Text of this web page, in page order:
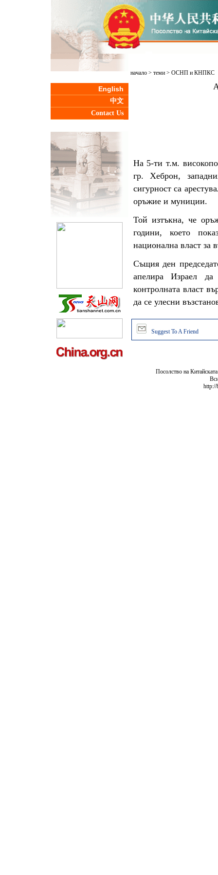
English
中文
Contact Us
начало> теми> ОСНП и КНПКС
На 5-ти т.м.
гр. Хеброн,
сигурност са
оръжие и муниции.
Той изтъкна, че
години, което
национална власт за
Същия ден
апелира Израел да
контролната власт
да се улесни
Suggest To A Friend
Посолство на
http://